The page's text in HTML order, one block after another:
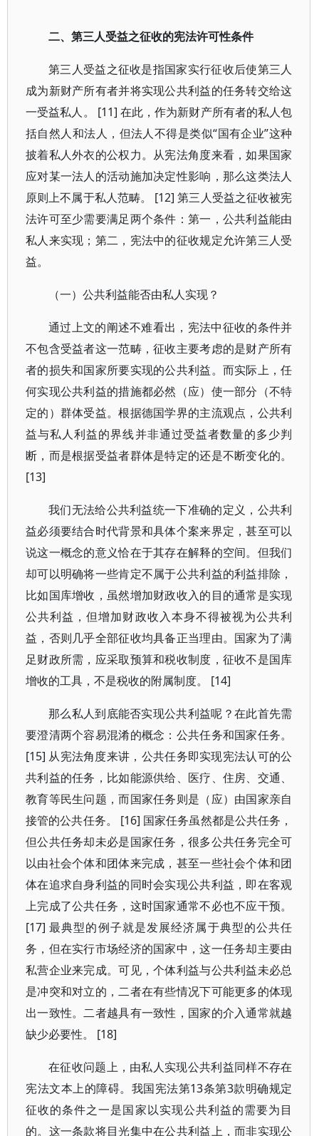
二、第三人受益之征收的宪法许可性条件
第三人受益之征收是指国家实行征收后使第三人
成为新财产所有者并将实现公共利益的任务转交给这
一受益私人。 [11] 在此，作为新财产所有者的私人包
括自然人和法人，但法人不得是类似“国有企业”这种
披着私人外衣的公权力。从宪法角度来看，如果国家
应对某一法人的活动施加决定性影响，那么这类法人
原则上不属于私人范畴。 [12] 第三人受益之征收被宪
法许可至少需要满足两个条件：第一，公共利益能由
私人来实现；第二，宪法中的征收规定允许第三人受
益。
（一）公共利益能否由私人实现？
通过上文的阐述不难看出，宪法中征收的条件并
不包含受益者这一范畴，征收主要考虑的是财产所有
者的损失和国家所要实现的公共利益。而实际上，任
何实现公共利益的措施都必然（应）使一部分（不特
定的）群体受益。根据德国学界的主流观点，公共利
益与私人利益的界线并非通过受益者数量的多少判
断，而是根据受益者群体是特定的还是不断变化的。
[13]
我们无法给公共利益统一下准确的定义，公共利
益必须要结合时代背景和具体个案来界定，甚至可以
说这一概念的意义恰在于其存在解释的空间。但我们
却可以明确将一些肯定不属于公共利益的利益排除，
比如国库增收，虽然增加财政收入的目的通常是实现
公共利益，但增加财政收入本身不得被视为公共利
益，否则几乎全部征收均具备正当理由。国家为了满
足财政所需，应采取预算和税收制度，征收不是国库
增收的工具，不是税收的附属制度。 [14]
那么私人到底能否实现公共利益呢？在此首先需
要澄清两个容易混淆的概念：公共任务和国家任务。
[15] 从宪法角度来讲，公共任务即实现宪法认可的公
共利益的任务，比如能源供给、医疗、住房、交通、
教育等民生问题，而国家任务则是（应）由国家亲自
接管的公共任务。 [16] 国家任务虽然都是公共任务，
但公共任务却未必是国家任务，很多公共任务完全可
以由社会个体和团体来完成，甚至一些社会个体和团
体在追求自身利益的同时会实现公共利益，即在客观
上完成了公共任务，这时国家通常不必也不应干预。
[17] 最典型的例子就是发展经济属于典型的公共任
务，但在实行市场经济的国家中，这一任务却主要由
私营企业来完成。可见，个体利益与公共利益未必总
是冲突和对立的，二者在有些情况下可能更多的体现
出一致性。二者越具有一致性，国家的介入通常就越
缺少必要性。 [18]
在征收问题上，由私人实现公共利益同样不存在
宪法文本上的障碍。我国宪法第13条第3款明确规定
征收的条件之一是国家以实现公共利益的需要为目
的。这一条款将目光集中在公共利益上，而非实现公